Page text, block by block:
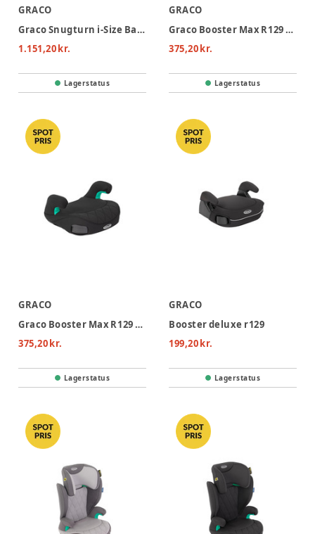
GRACO
Graco Snugturn i-Size Base
1.151,20 kr.
Lagerstatus
GRACO
Graco Booster Max R129 Autostol - Iron
375,20 kr.
Lagerstatus
GRACO
Graco Booster Max R129 Autostol - Midnight
375,20 kr.
Lagerstatus
GRACO
Booster deluxe r129
199,20 kr.
Lagerstatus